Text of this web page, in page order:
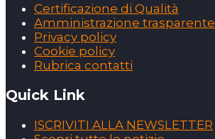
Certificazione di Qualità
Amministrazione trasparente
Privacy policy
Cookie policy
Rubrica contatti
Quick Link
ISCRIVITI ALLA NEWSLETTER